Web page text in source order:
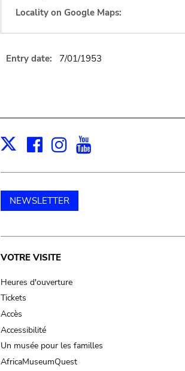
Locality on Google Maps:
Entry date: 7/01/1953
X Facebook
Instagram
NEWSLETTER
Main
navigation
VOTRE VISITE
Heures d'ouverture
Tickets
Accès
Accessibilité
Un musée pour les familles
AfricaMuseumQuest